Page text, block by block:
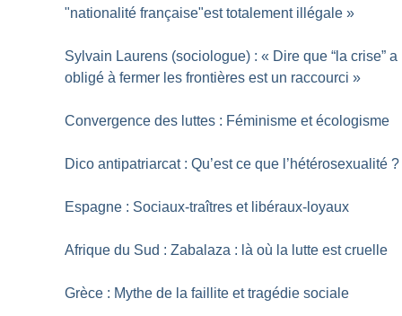
"nationalité française"est totalement illégale »
Sylvain Laurens (sociologue) : « Dire que “la crise” a
obligé à fermer les frontières est un raccourci »
Convergence des luttes : Féminisme et écologisme
Dico antipatriarcat : Qu’est ce que l’hétérosexualité ?
Espagne : Sociaux-traîtres et libéraux-loyaux
Afrique du Sud : Zabalaza : là où la lutte est cruelle
Grèce : Mythe de la faillite et tragédie sociale